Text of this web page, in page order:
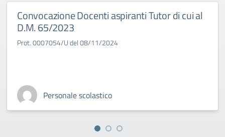
Convocazione Docenti aspiranti Tutor di cui al
D.M. 65/2023
Prot. 0007054/U del 08/11/2024
Personale scolastico